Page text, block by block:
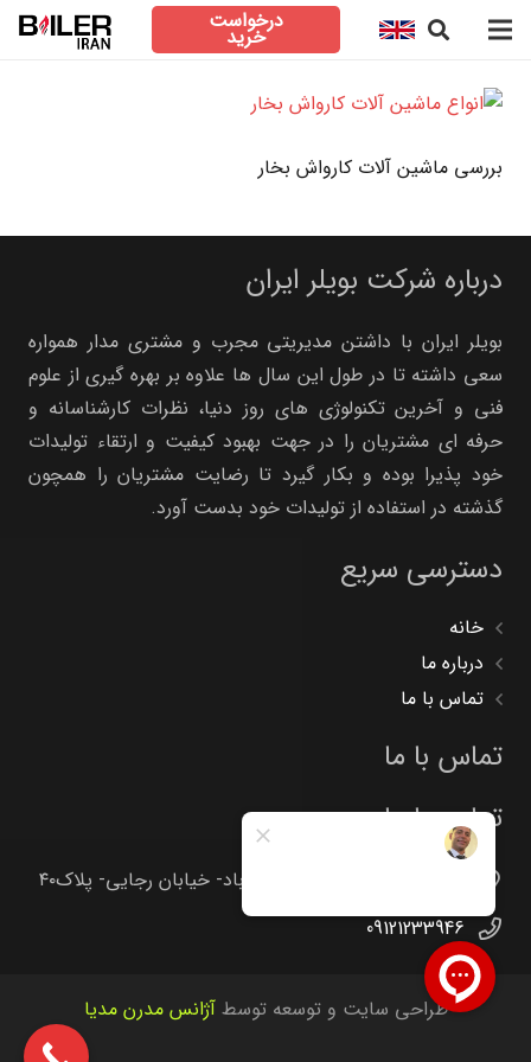
درخواست
خرید
بررسی ماشین آلات کارواش بخار
درباره شرکت بویلر ایران
بویلر ایران با داشتن مدیریتی مجرب و مشتری مدار همواره
سعی داشته تا در طول این سال ها علاوه بر بهره گیری از علوم
فنی و آخرین تکنولوژی های روز دنیا، نظرات کارشناسانه و
حرفه ای مشتریان را در جهت بهبود کیفیت و ارتقاء تولیدات
خود پذیرا بوده و بکار گیرد تا رضایت مشتریان را همچون
گذشته در استفاده از تولیدات خود بدست آورد.
دسترسی سریع
خانه
درباره ما
تماس با ما
تماس با ما
تماس با ما
تهران -جاده خاوران -خاتون آباد- خیابان رجایی- پلاک۴۰
09121233946
طراحی سایت و توسعه توسطآژانس مدرن مدیا